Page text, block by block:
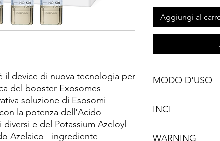
il device di nuova tecnologia per
del booster Exosomes
soluzione di Esosomi
la potenza dell'Acido
e del Potassium Azeloyl
Azelaico - ingrediente
Aggiungi al
MODO D'USO
INCI
WARNING